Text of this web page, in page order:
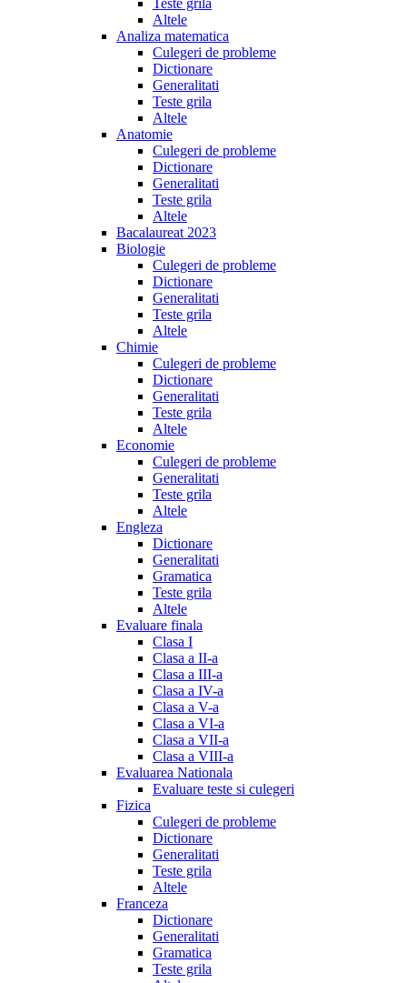
Teste grila
Altele
Analiza matematica
Culegeri de probleme
Dictionare
Generalitati
Teste grila
Altele
Anatomie
Culegeri de probleme
Dictionare
Generalitati
Teste grila
Altele
Bacalaureat 2023
Biologie
Culegeri de probleme
Dictionare
Generalitati
Teste grila
Altele
Chimie
Culegeri de probleme
Dictionare
Generalitati
Teste grila
Altele
Economie
Culegeri de probleme
Generalitati
Teste grila
Altele
Engleza
Dictionare
Generalitati
Gramatica
Teste grila
Altele
Evaluare finala
Clasa I
Clasa a II-a
Clasa a III-a
Clasa a IV-a
Clasa a V-a
Clasa a VI-a
Clasa a VII-a
Clasa a VIII-a
Evaluarea Nationala
Evaluare teste si culegeri
Fizica
Culegeri de probleme
Dictionare
Generalitati
Teste grila
Altele
Franceza
Dictionare
Generalitati
Gramatica
Teste grila